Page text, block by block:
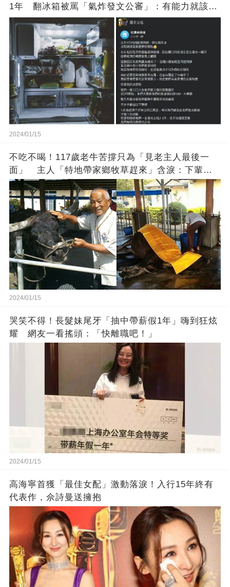
1年 翻冰箱被罵「氣炸發文公審」：有能力就該大
方
2024/01/15
不吃不喝！117歲老牛苦撐只為「見老主人最後一
面」 主人「特地帶家鄉牧草趕來」含淚：下輩子
找個好人家
2024/01/15
哭笑不得！長髮妹尾牙「抽中帶薪假1年」嗨到狂炫
耀 網友一看搖頭：「快離職吧！」
2024/01/15
高海寧首獲「最佳女配」激動落淚！入行15年終有
代表作，佘詩曼送擁抱